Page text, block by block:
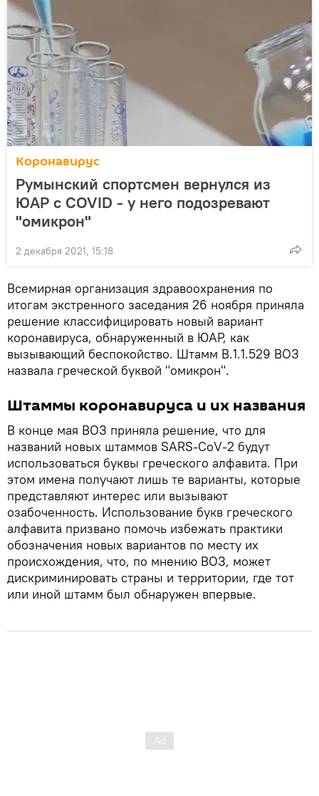
Коронавирус
Румынский спортсмен вернулся из
ЮАР с COVID - у него подозревают
"омикрон"
2 декабря 2021, 15:18
Всемирная организация здравоохранения по
итогам экстренного заседания 26 ноября приняла
решение классифицировать новый вариант
коронавируса, обнаруженный в ЮАР, как
вызывающий беспокойство. Штамм B.1.1.529 ВОЗ
назвала греческой буквой "омикрон".
Штаммы коронавируса и их названия
В конце мая ВОЗ приняла решение, что для
названий новых штаммов SARS-CoV-2 будут
использоваться буквы греческого алфавита. При
этом имена получают лишь те варианты, которые
представляют интерес или вызывают
озабоченность. Использование букв греческого
алфавита призвано помочь избежать практики
обозначения новых вариантов по месту их
происхождения, что, по мнению ВОЗ, может
дискриминировать страны и территории, где тот
или иной штамм был обнаружен впервые.